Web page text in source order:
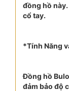
đồng hồ
cổ tay.
*Tính Năng
Đồng hồ
đảm bảo độ